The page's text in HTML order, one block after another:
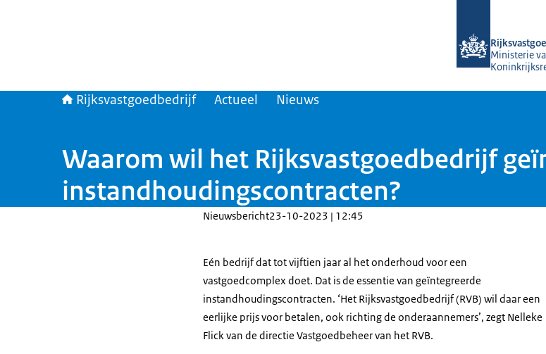
Ministerie
Rijksvastgoedbedrijf Actueel Nieuws
Waarom wil het Rijksvastgoedbedrijf
instandhoudingscontracten?
Nieuwsbericht23-10-2023 | 12:45
Eén bedrijf dat tot vijftien jaar al het onderhoud voor een
vastgoedcomplex doet. Dat is de essentie van geïntegreerde
instandhoudingscontracten. ‘Het Rijksvastgoedbedrijf (RVB) wil daar een
eerlijke prijs voor betalen, ook richting de onderaannemers’, zegt Nelleke
Flick van de directie Vastgoedbeheer van het RVB.